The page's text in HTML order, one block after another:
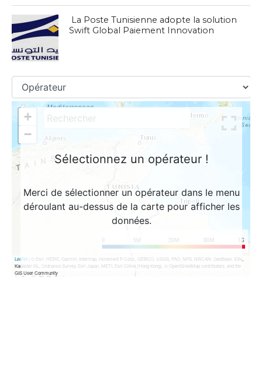
La Poste Tunisienne adopte la solution
Swift Global Paiement Innovation